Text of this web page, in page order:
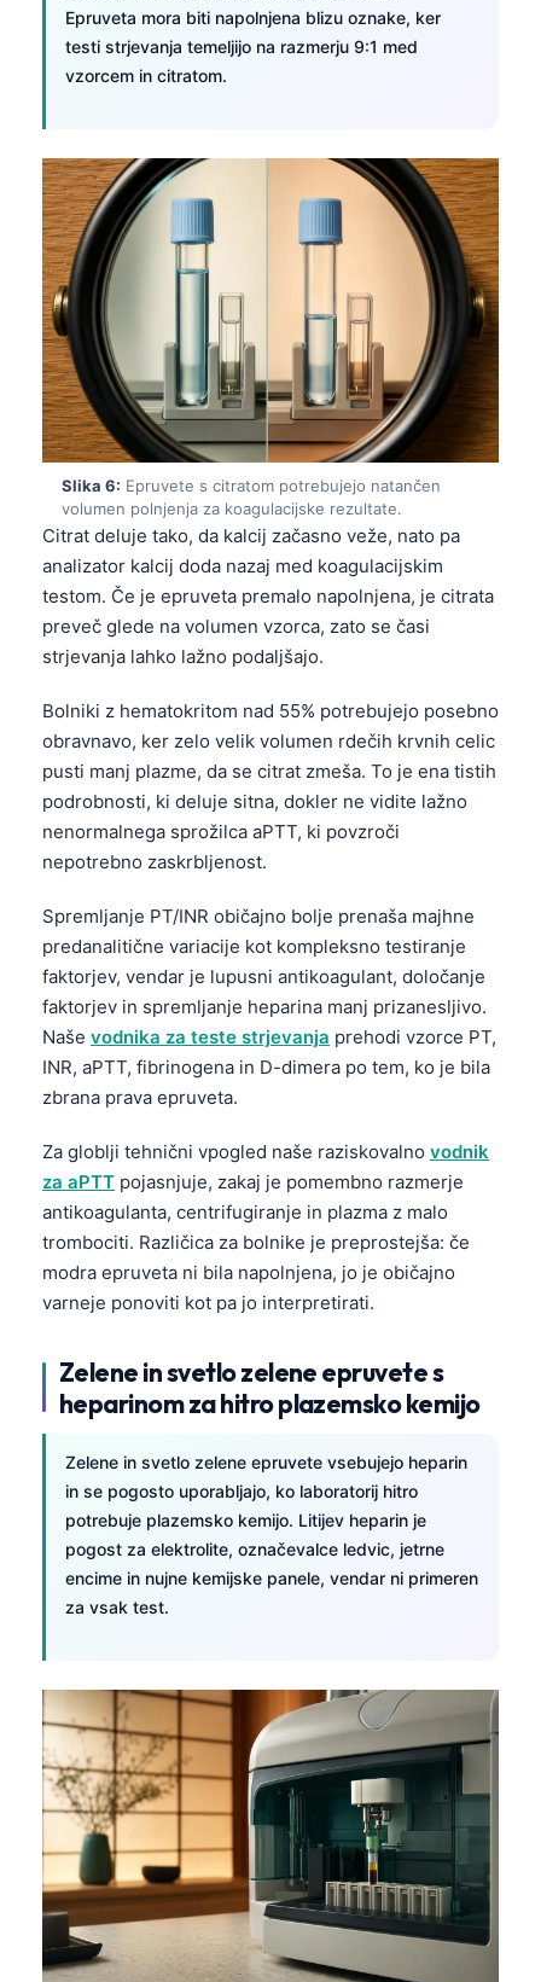
Epruveta mora biti napolnjena blizu oznake, ker
testi strjevanja temeljijo na razmerju 9:1 med
vzorcem in citratom.
Slika 6: Epruvete s citratom potrebujejo natančen
volumen polnjenja za koagulacijske rezultate.
Citrat deluje tako, da kalcij začasno veže, nato pa
analizator kalcij doda nazaj med koagulacijskim
testom. Če je epruveta premalo napolnjena, je citrata
preveč glede na volumen vzorca, zato se časi
strjevanja lahko lažno podaljšajo.
Bolniki z hematokritom nad 55% potrebujejo posebno
obravnavo, ker zelo velik volumen rdečih krvnih celic
pusti manj plazme, da se citrat zmeša. To je ena tistih
podrobnosti, ki deluje sitna, dokler ne vidite lažno
nenormalnega sprožilca aPTT, ki povzroči
nepotrebno zaskrbljenost.
Spremljanje PT/INR običajno bolje prenaša majhne
predanalitične variacije kot kompleksno testiranje
faktorjev, vendar je lupusni antikoagulant, določanje
faktorjev in spremljanje heparina manj prizanesljivo.
Naše vodnika za teste strjevanja prehodi vzorce PT,
INR, aPTT, fibrinogena in D-dimera po tem, ko je bila
zbrana prava epruveta.
Za globlji tehnični vpogled naše raziskovalno vodnik
za aPTT pojasnjuje, zakaj je pomembno razmerje
antikoagulanta, centrifugiranje in plazma z malo
trombociti. Različica za bolnike je preprostejša: če
modra epruveta ni bila napolnjena, jo je običajno
varneje ponoviti kot pa jo interpretirati.
Zelene in svetlo zelene epruvete s
heparinom za hitro plazemsko kemijo
Zelene in svetlo zelene epruvete vsebujejo heparin
in se pogosto uporabljajo, ko laboratorij hitro
potrebuje plazemsko kemijo. Litijev heparin je
pogost za elektrolite, označevalce ledvic, jetrne
encime in nujne kemijske panele, vendar ni primeren
za vsak test.
اردو
తెలుగు
தமிழ்
ગુજરાતી
ಕನ್ನಡ
മലയാളം
Tagalog
ไทย
ဗမာစာ
ភាសាខ្មែរ
አማርኛ
O‘zbekcha
Català
Қазақ тілі
Suomi
Hrvatski
پښتو
سنڌي
සිංහල
অসমীয়া
Latviešu valoda
Македонски јазик
Euskara
Gàidhlig
العربية المغربية
Afrikaans
Монгол
ພາສາລາວ
Basa Jawa
Cebuano
ئۇيغۇرچە
Кыргызча
Татар теле
Беларуская мова
Esperanto
Frysk
Ślōnskŏ gŏdka